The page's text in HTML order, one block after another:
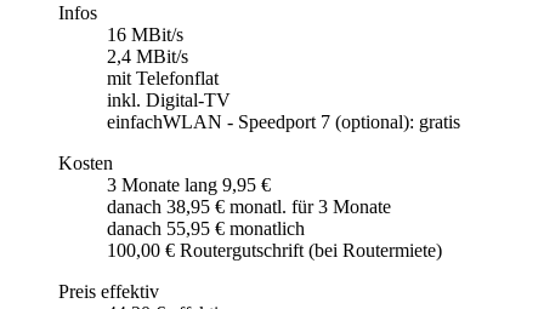
Infos
16 MBit/s
2,4 MBit/s
mit Telefonflat
inkl. Digital-TV
einfachWLAN - Speedport 7 (optional): gratis
Kosten
3 Monate lang 9,95 €
danach 38,95 € monatl. für 3 Monate
danach 55,95 € monatlich
100,00 € Routergutschrift (bei Routermiete)
Preis effektiv